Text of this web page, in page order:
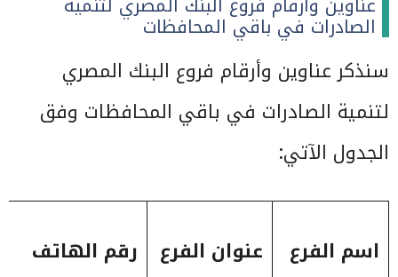
الصادرات في باقي المحافظات
سنذكر عناوين وأرقام فروع البنك المصري
لتنمية الصادرات في باقي المحافظات وفق
الجدول الآتي:
اسم الفرع عنوان الفرع رقم الهاتف